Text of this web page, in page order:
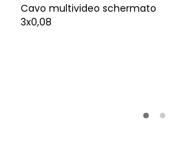
Cavo multivideo schermato
3x0,08